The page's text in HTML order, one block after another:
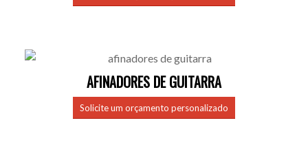
AFINADORES DE GUITARRA
Solicite um orçamento personalizado